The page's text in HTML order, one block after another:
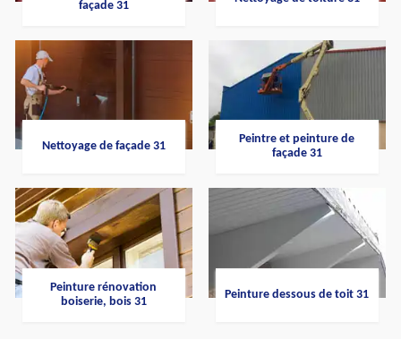
façade 31
Nettoyage de façade 31
Peintre et peinture de
façade 31
Peinture rénovation
boiserie, bois 31
Peinture dessous de toit 31